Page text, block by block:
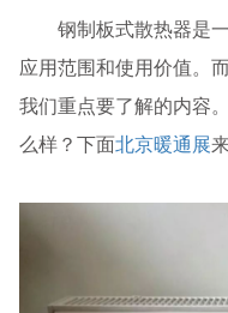
钢制板式散热器是一
应用范围和使用价值。
我们重点要了解的内容
么样？下面北京暖通展